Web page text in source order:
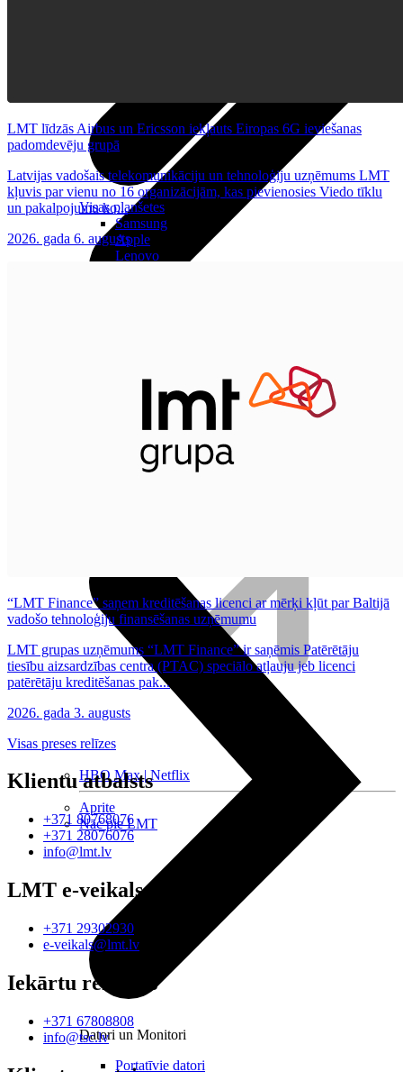
Interneta sargs
HBO Max | Netflix
Aprite
Nāc pie LMT
Visas planšetes
Samsung
Apple
Lenovo
Klaviatūras un peles
Lādētāji un adapteri
Atpirkums
Iekārtu apdrošināšana
Datori un Monitori
Portatīvie datori
LMT līdzās Airbus un Ericsson iekļauts Eiropas 6G ieviešanas
padomdevēju grupā
Latvijas vadošais telekomunikāciju un tehnoloģiju uzņēmums LMT
kļuvis par vienu no 16 organizācijām, kas pievienosies Viedo tīklu
un pakalpojumu ko...
2026. gada 6. augusts
“LMT Finance” saņem kreditēšanas licenci ar mērķi kļūt par Baltijā
vadošo tehnoloģiju finansēšanas uzņēmumu
LMT grupas uzņēmums “LMT Finance” ir saņēmis Patērētāju
tiesību aizsardzības centra (PTAC) speciālo atļauju jeb licenci
patērētāju kreditēšanas pak...
2026. gada 3. augusts
Visas preses relīzes
Klientu atbalsts
+371 80768076
+371 28076076
info@lmt.lv
LMT e-veikals
+371 29302930
e-veikals@lmt.lv
Iekārtu remonts
+371 67808808
info@tsc.lv